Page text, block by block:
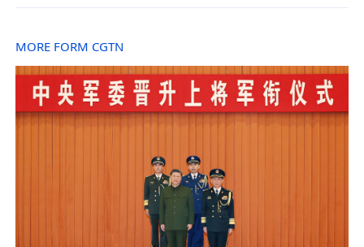
MORE FORM CGTN